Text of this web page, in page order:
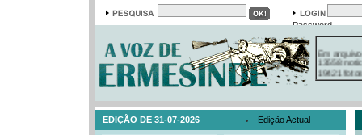
Password
Em arquivo
13558
19421
385
EDIÇÃO DE 31-07-2026 Edição Actual